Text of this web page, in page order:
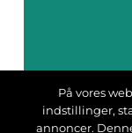
På vores
indstillinger,
annoncer.